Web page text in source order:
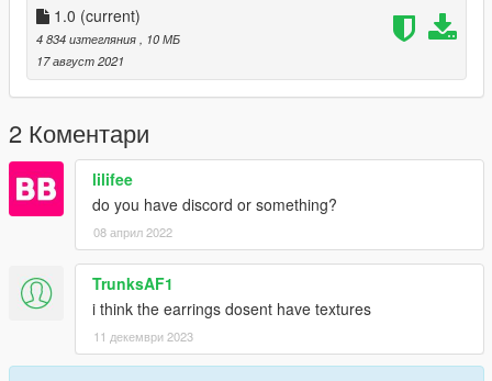
Gracias por todo :)
1.0 (current)
4 834 изтегляния
, 10 МБ
17 август 2021
2 Коментари
lilifee
do you have discord or something?
08 април 2022
TrunksAF1
i think the earrings dosent have textures
11 декември 2023